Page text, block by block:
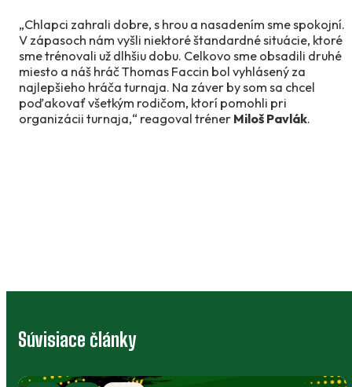
„Chlapci zahrali dobre, s hrou a nasadením sme spokojní.
V zápasoch nám vyšli niektoré štandardné situácie, ktoré
sme trénovali už dlhšiu dobu. Celkovo sme obsadili druhé
miesto a náš hráč Thomas Faccin bol vyhlásený za
najlepšieho hráča turnaja. Na záver by som sa chcel
poďakovať všetkým rodičom, ktorí pomohli pri
organizácii turnaja,“ reagoval tréner Miloš Pavlák.
Súvisiace články